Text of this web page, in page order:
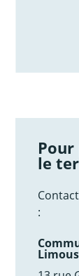
le
: